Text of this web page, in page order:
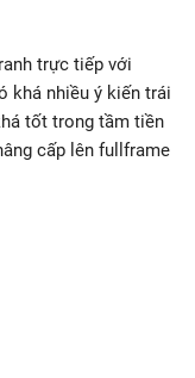
trực tiếp với
khá nhiều ý kiến trái
tốt trong tầm tiền
cấp lên fullframe